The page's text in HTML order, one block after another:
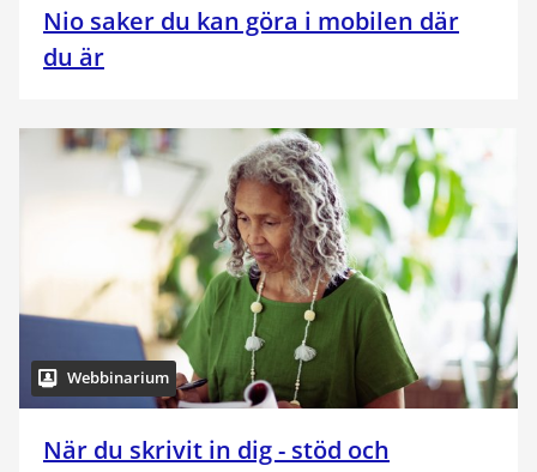
Nio saker du kan göra i mobilen där
du är
Webbinarium
När du skrivit in dig - stöd och